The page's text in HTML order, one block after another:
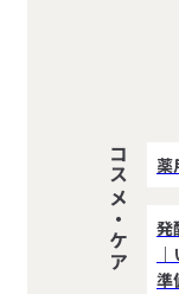
コスメ・ケア 薬
発
準